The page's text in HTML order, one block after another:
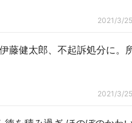
2021/3/
藤健太郎、不起訴処分に。
2021/3/